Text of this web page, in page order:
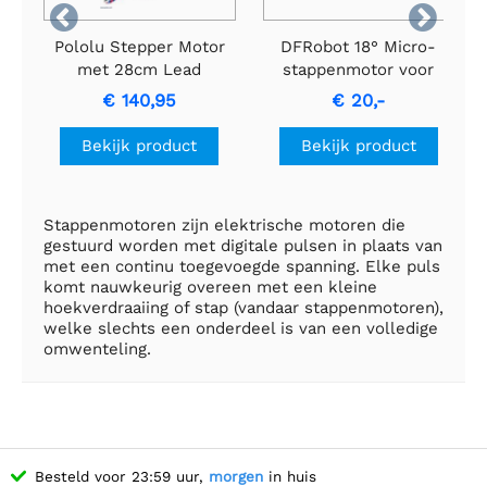


Pololu Stepper Motor
met 28cm Lead
Screw: Bipolair, 200
Stappen/Rev,
42×38mm, 2.8V, 1.7
A/Phase
€ 140,95
Bekijk product
DFRobot 18° Micro-
stappenmotor voor
Arduino
€ 20,-
Bekijk product
Stappenmotoren zijn elektrische motoren die
gestuurd worden met digitale pulsen in plaats van
met een continu toegevoegde spanning. Elke puls
komt nauwkeurig overeen met een kleine
hoekverdraaiing of stap (vandaar stappenmotoren),
welke slechts een onderdeel is van een volledige
omwenteling.
Besteld voor 23:59 uur, morgen in huis